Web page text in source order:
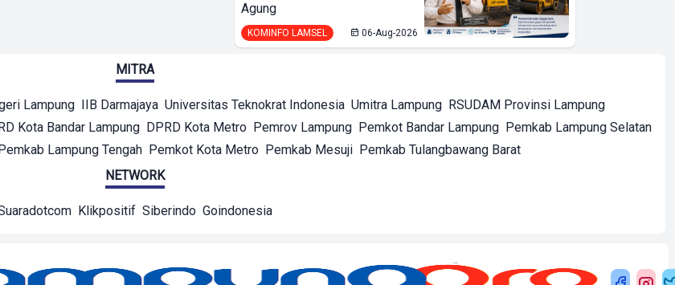
Agung
KOMINFO LAMSEL 06-Aug-2026
MITRA
Lampung IIB Darmajaya Universitas Teknokrat Indonesia Umitra Lampung RSUDAM Provinsi Lampung
Kota Bandar Lampung DPRD Kota Metro Pemrov Lampung Pemkot Bandar Lampung Pemkab Lampung Selatan
Lampung Tengah Pemkot Kota Metro Pemkab Mesuji Pemkab Tulangbawang Barat
NETWORK
Klikpositif Siberindo Goindonesia